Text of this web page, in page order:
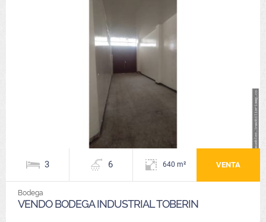
3 6 640 m² VENTA
Bodega
VENDO BODEGA INDUSTRIAL TOBERIN